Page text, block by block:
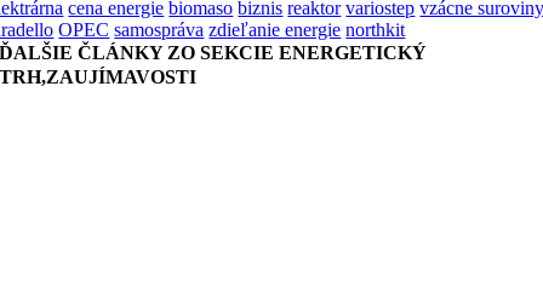
cena energie biomaso biznis reaktor variostep vzácne
OPEC samospráva zdieľanie energie northkit
ĎALŠIE ČLÁNKY ZO SEKCIE ENERGETICKÝ
TRH,ZAUJÍMAVOSTI